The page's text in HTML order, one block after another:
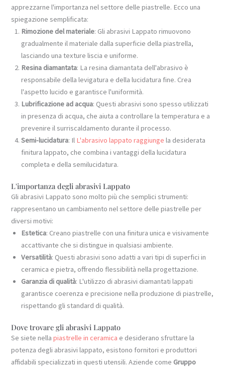
apprezzarne l'importanza nel settore delle piastrelle. Ecco una
spiegazione semplificata:
Rimozione del materiale: Gli abrasivi Lappato rimuovono
gradualmente il materiale dalla superficie della piastrella,
lasciando una texture liscia e uniforme.
Resina diamantata: La resina diamantata dell'abrasivo è
responsabile della levigatura e della lucidatura fine. Crea
l'aspetto lucido e garantisce l'uniformità.
Lubrificazione ad acqua: Questi abrasivi sono spesso utilizzati
in presenza di acqua, che aiuta a controllare la temperatura e a
prevenire il surriscaldamento durante il processo.
Semi-lucidatura: Il L'abrasivo lappato raggiunge la desiderata
finitura lappato, che combina i vantaggi della lucidatura
completa e della semilucidatura.
L'importanza degli abrasivi Lappato
Gli abrasivi Lappato sono molto più che semplici strumenti:
rappresentano un cambiamento nel settore delle piastrelle per
diversi motivi:
Estetica: Creano piastrelle con una finitura unica e visivamente
accattivante che si distingue in qualsiasi ambiente.
Versatilità: Questi abrasivi sono adatti a vari tipi di superfici in
ceramica e pietra, offrendo flessibilità nella progettazione.
Garanzia di qualità: L'utilizzo di abrasivi diamantati lappati
garantisce coerenza e precisione nella produzione di piastrelle,
rispettando gli standard di qualità.
Dove trovare gli abrasivi Lappato
Se siete nellapiastrelle in ceramica e desiderano sfruttare la
potenza degli abrasivi lappato, esistono fornitori e produttori
affidabili specializzati in questi utensili. Aziende come Gruppo